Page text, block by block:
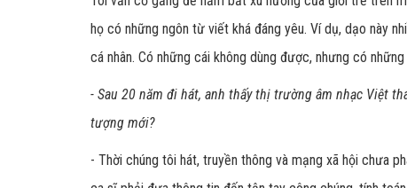
họ có những ngôn từ viết khá đáng yêu. Ví dụ, dạo này
cá nhân. Có những cái không dùng được, nhưng có
- Sau 20 năm đi hát, anh thấy thị trường âm nhạc Việt
tượng mới?
- Thời chúng tôi hát, truyền thông và mạng xã hội chưa